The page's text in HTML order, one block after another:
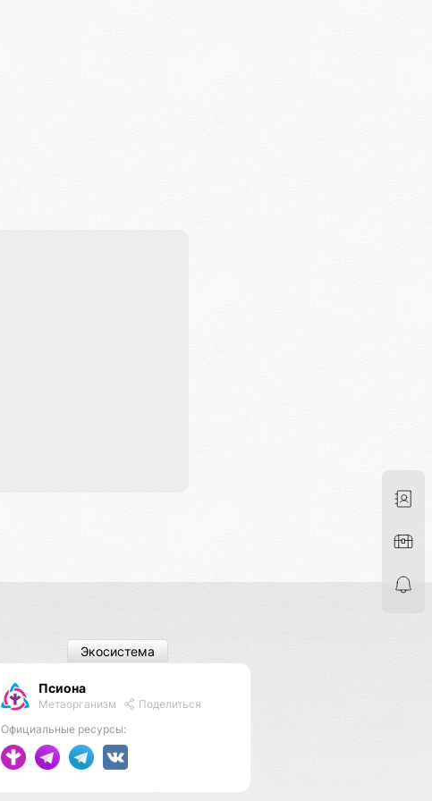
Псиона
Метаорганизм
Поделиться
Официальные ресурсы:
Экосистема